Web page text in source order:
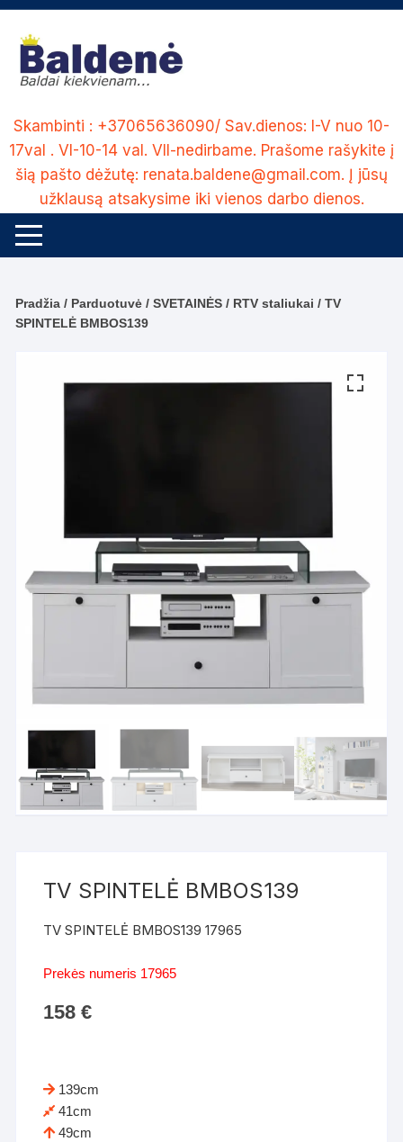
Skip
content
Skambinti : +37065636090/ Sav.dienos: I-V nuo 10-
17val . VI-10-14 val. VII-nedirbame. Prašome rašykite į
šią pašto dėžutę: renata.baldene@gmail.com. Į jūsų
užklausą atsakysime iki vienos darbo dienos.
Pradžia / Parduotuvė /SVETAINĖS / RTV staliukai / TV
SPINTELĖ BMBOS139
TV SPINTELĖ BMBOS139
TV SPINTELĖ BMBOS139 17965
Prekės numeris 17965
158€
139cm
41cm
49cm